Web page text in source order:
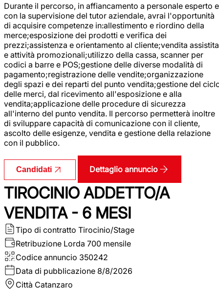
Durante il percorso, in affiancamento a personale esperto e
con la supervisione del tutor aziendale, avrai l'opportunità
di acquisire competenze in:allestimento e riordino della
merce;esposizione dei prodotti e verifica dei
prezzi;assistenza e orientamento al cliente;vendita assistita
e attività promozionali;utilizzo della cassa, scanner per
codici a barre e POS;gestione delle diverse modalità di
pagamento;registrazione delle vendite;organizzazione
degli spazi e dei reparti del punto vendita;gestione del
delle merci, dal ricevimento all'esposizione e alla
vendita;applicazione delle procedure di sicurezza
all'interno del punto vendita. Il percorso permetterà inoltre
di sviluppare capacità di comunicazione con il cliente,
ascolto delle esigenze, vendita e gestione della relazione
con il pubblico.
Candidati Dettaglio annuncio
TIROCINIO ADDETTO/A
VENDITA - 6 MESI
Tipo di contratto Tirocinio/Stage
Retribuzione Lorda 700 mensile
Codice annuncio 350242
Data di pubblicazione 8/8/2026
Città Catanzaro